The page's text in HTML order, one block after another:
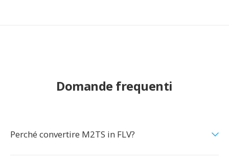
Domande frequenti
Perché convertire M2TS in FLV?